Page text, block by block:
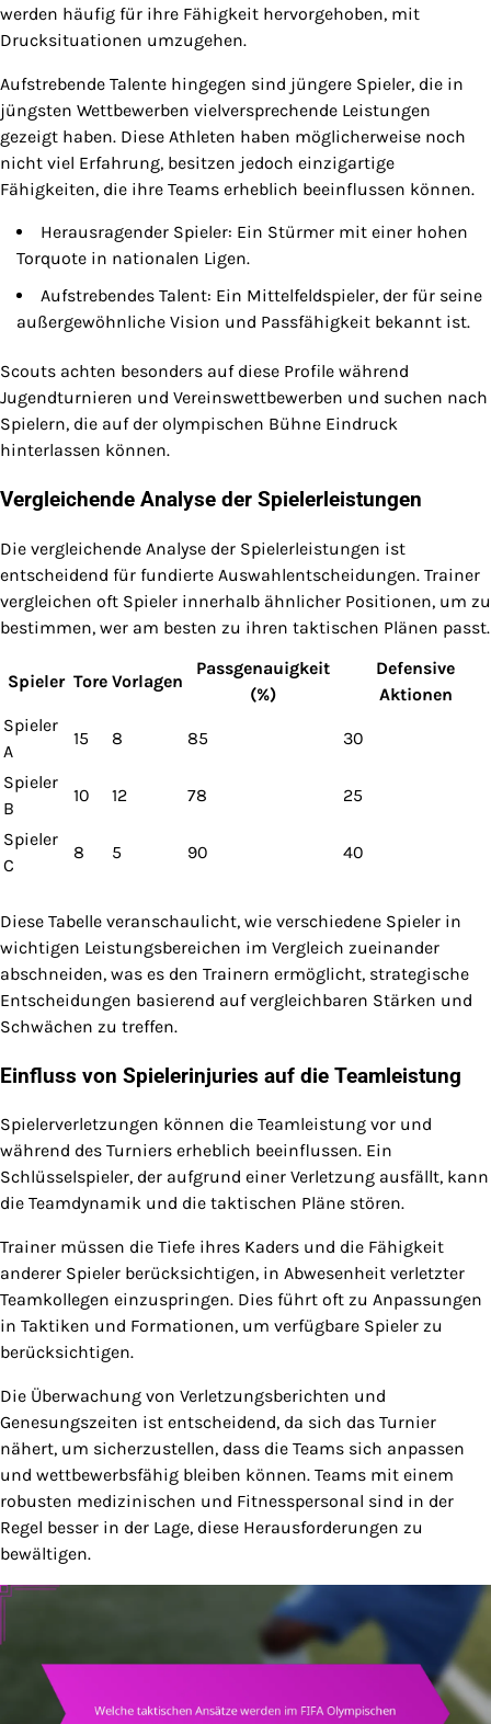
werden häufig für ihre Fähigkeit hervorgehoben, mit
Drucksituationen umzugehen.
Aufstrebende Talente hingegen sind jüngere Spieler, die in
jüngsten Wettbewerben vielversprechende Leistungen
gezeigt haben. Diese Athleten haben möglicherweise noch
nicht viel Erfahrung, besitzen jedoch einzigartige
Fähigkeiten, die ihre Teams erheblich beeinflussen können.
Herausragender Spieler: Ein Stürmer mit einer hohen
Torquote in nationalen Ligen.
Aufstrebendes Talent: Ein Mittelfeldspieler, der für seine
außergewöhnliche Vision und Passfähigkeit bekannt ist.
Scouts achten besonders auf diese Profile während
Jugendturnieren und Vereinswettbewerben und suchen nach
Spielern, die auf der olympischen Bühne Eindruck
hinterlassen können.
Vergleichende Analyse der Spielerleistungen
Die vergleichende Analyse der Spielerleistungen ist
entscheidend für fundierte Auswahlentscheidungen. Trainer
vergleichen oft Spieler innerhalb ähnlicher Positionen, um zu
bestimmen, wer am besten zu ihren taktischen Plänen passt.
Spieler Tore Vorlagen
Passgenauigkeit
(%)
Defensive
Aktionen
Spieler
A
15 8 85 30
Spieler
B
10 12 78 25
Spieler
C
8 5 90 40
Diese Tabelle veranschaulicht, wie verschiedene Spieler in
wichtigen Leistungsbereichen im Vergleich zueinander
abschneiden, was es den Trainern ermöglicht, strategische
Entscheidungen basierend auf vergleichbaren Stärken und
Schwächen zu treffen.
Einfluss von Spielerinjuries auf die Teamleistung
Spielerverletzungen können die Teamleistung vor und
während des Turniers erheblich beeinflussen. Ein
Schlüsselspieler, der aufgrund einer Verletzung ausfällt, kann
die Teamdynamik und die taktischen Pläne stören.
Trainer müssen die Tiefe ihres Kaders und die Fähigkeit
anderer Spieler berücksichtigen, in Abwesenheit verletzter
Teamkollegen einzuspringen. Dies führt oft zu Anpassungen
in Taktiken und Formationen, um verfügbare Spieler zu
berücksichtigen.
Die Überwachung von Verletzungsberichten und
Genesungszeiten ist entscheidend, da sich das Turnier
nähert, um sicherzustellen, dass die Teams sich anpassen
und wettbewerbsfähig bleiben können. Teams mit einem
robusten medizinischen und Fitnesspersonal sind in der
Regel besser in der Lage, diese Herausforderungen zu
bewältigen.